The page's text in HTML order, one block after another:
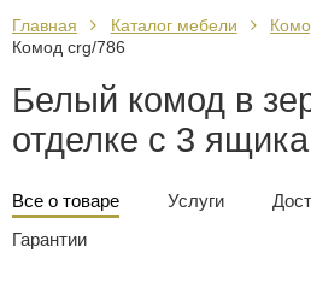
Главная Каталог мебели
Комод crg/786
Белый комод в
отделке с 3
Все о товаре Услуги
Гарантии